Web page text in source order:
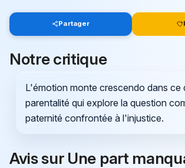
Partager
Notre critique
L'émotion monte crescendo dans ce
parentalité qui explore la question
paternité confrontée à l'injustice.
Avis sur Une part